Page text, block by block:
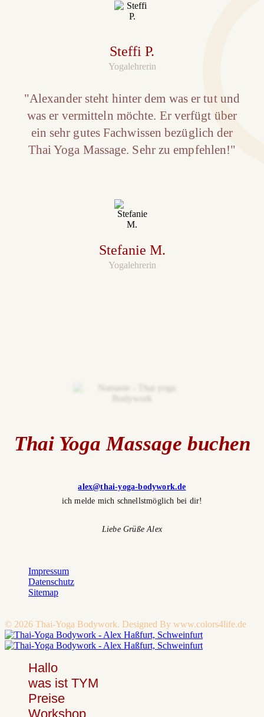
Steffi P.
Yogalehrerin
"Alexander steht hinter dem was er tut und
was er vermitteln möchte. Er verfügt über
ein sehr gutes Fachwissen bezüglich der
Thai Yoga Massage. Sehr zu empfehlen!"
Stefanie M.
Yogalehrerin
Thai Yoga Massage buchen
alex@thai-yoga-bodywork.de
ich melde mich schnellstmöglich bei dir!
Liebe Grüße Alex
Impressum
Datenschutz
Sitemap
© 2026 Thai-Yoga Bodywork. Designed By www.colors4life.de
Hallo
was ist TYM
Preise
Workshop